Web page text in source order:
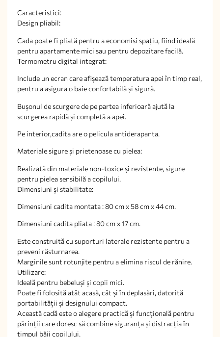
Caracteristici:
Design pliabil:
Cada poate fi pliată pentru a economisi spațiu, fiind ideală
pentru apartamente mici sau pentru depozitare facilă.
Termometru digital integrat:
Include un ecran care afișează temperatura apei în timp real,
pentru a asigura o baie confortabilă și sigură.
Buşonul de scurgere de pe partea inferioară ajută la
scurgerea rapidă şi completă a apei.
Pe interior,cadita are o pelicula antiderapanta.
Materiale sigure și prietenoase cu pielea:
Realizată din materiale non-toxice și rezistente, sigure
pentru pielea sensibilă a copilului.
Dimensiuni și stabilitate:
Dimensiuni cadita montata : 80 cm x 58 cm x 44 cm.
Dimensiuni cadita pliata : 80 cm x 17 cm.
Este construită cu suporturi laterale rezistente pentru a
preveni răsturnarea.
Marginile sunt rotunjite pentru a elimina riscul de rănire.
Utilizare:
Ideală pentru bebeluși și copii mici.
Poate fi folosită atât acasă, cât și în deplasări, datorită
portabilității și designului compact.
Această cadă este o alegere practică și funcțională pentru
părinții care doresc să combine siguranța și distracția în
timpul băii copilului.